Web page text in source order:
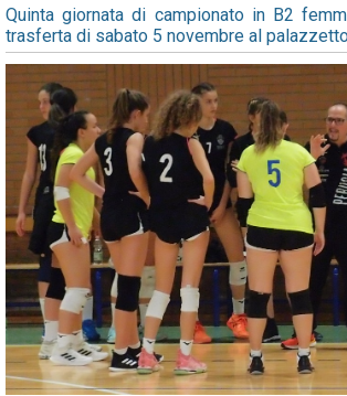
Quinta giornata di campionato in B2
trasferta di sabato 5 novembre al